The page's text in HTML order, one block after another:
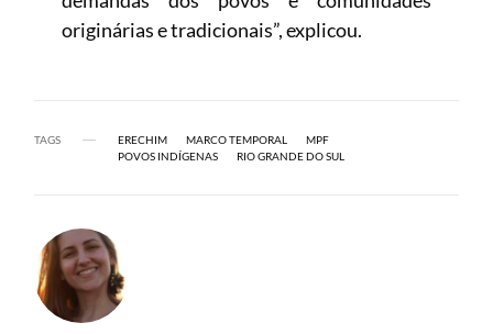
originárias e tradicionais”, explicou.
TAGS ERECHIM MARCO TEMPORAL
MPF
POVOS INDÍGENAS
RIO GRANDE DO SUL